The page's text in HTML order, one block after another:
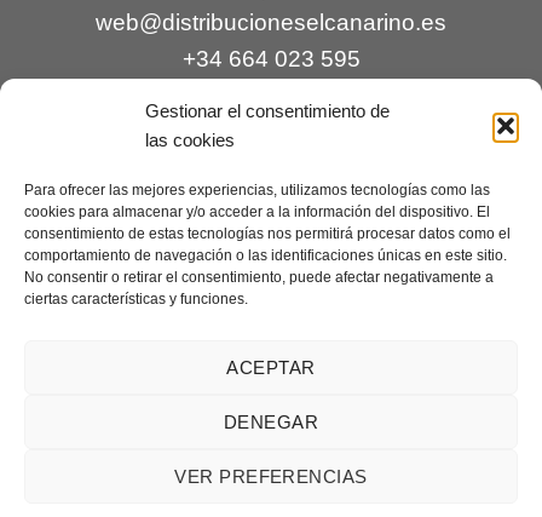
Gestionar el consentimiento de
las cookies
Para ofrecer las mejores experiencias, utilizamos tecnologías como las
cookies para almacenar y/o acceder a la información del dispositivo. El
consentimiento de estas tecnologías nos permitirá procesar datos como el
comportamiento de navegación o las identificaciones únicas en este sitio.
No consentir o retirar el consentimiento, puede afectar negativamente a
ciertas características y funciones.
ACEPTAR
DENEGAR
VER PREFERENCIAS
web@distribucioneselcanarino.es
+34 664 023 595
Contacto|Incidencias|Devoluciones |
Condiciones generales
Mantenimiento web a cargo deCreaciones Digitales – mantenimiento web
Política de privacidad |Condiciones generales de